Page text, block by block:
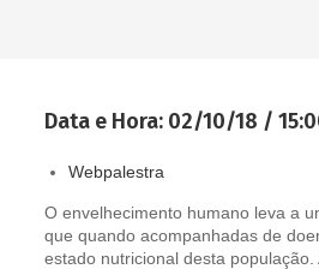
Data e Hora: 02/10/18 /
Webpalestra
O envelhecimento humano leva a
que quando acompanhadas de
estado nutricional desta população.